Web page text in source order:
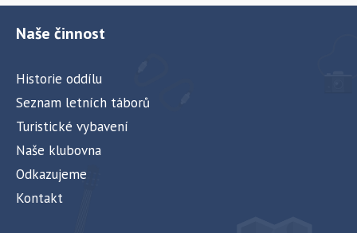
Naše činnost
Historie oddílu
Seznam letních táborů
Turistické vybavení
Naše klubovna
Odkazujeme
Kontakt